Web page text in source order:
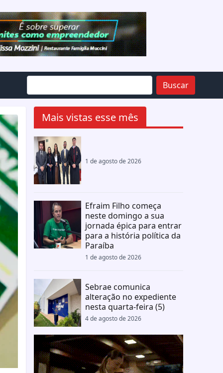
Buscar
Mais vistas esse mês
1 de agosto de 2026
Efraim Filho começa
neste domingo a sua
jornada épica para entrar
para a história política da
Paraíba
1 de agosto de 2026
Sebrae comunica
alteração no expediente
nesta quarta-feira (5)
4 de agosto de 2026